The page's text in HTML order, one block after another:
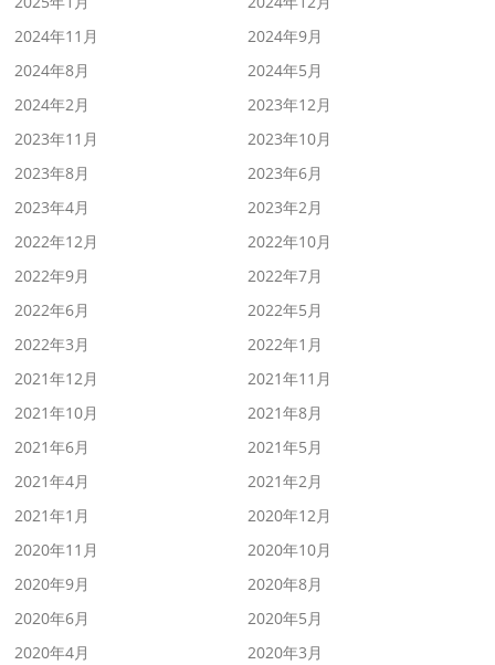
2024年11月
2024年9月
2024年8月
2024年5月
2024年2月
2023年12月
2023年11月
2023年10月
2023年8月
2023年6月
2023年4月
2023年2月
2022年12月
2022年10月
2022年9月
2022年7月
2022年6月
2022年5月
2022年3月
2022年1月
2021年12月
2021年11月
2021年10月
2021年8月
2021年6月
2021年5月
2021年4月
2021年2月
2021年1月
2020年12月
2020年11月
2020年10月
2020年9月
2020年8月
2020年6月
2020年5月
2020年4月
2020年3月